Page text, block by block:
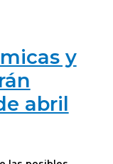
y
abril